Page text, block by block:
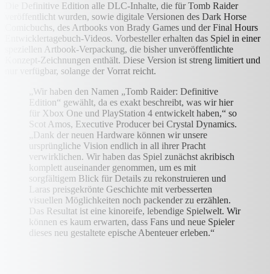
Die Definitive Edition alle DLC-Inhalte, die für Tomb Raider
veröffentlicht wurden, sowie digitale Versionen des Dark Horse
Comicbuchs, des Artbooks von Brady Games und der Final Hours
Entwicklertagebuch-Videos. Vorbesteller erhalten das Spiel in einer
speziellen Artbook-Verpackung, die bisher unveröffentlichte
Konzept-Zeichnungen enthält. Diese Version ist streng limitiert und
nur verfügbar, solange der Vorrat reicht.
„Wir haben den Namen „Tomb Raider: Definitive
Edition“ gewählt, da es exakt beschreibt, was wir hier
für Xbox One und PlayStation 4 entwickelt haben,“ so
Scot Amos, Executive Producer bei Crystal Dynamics.
„Dank der neuen Hardware können wir unsere
ursprüngliche Vision endlich in all ihrer Pracht
verwirklichen. Wir haben das Spiel zunächst akribisch
komplett auseinander genommen, um es mit
sorgfältigem Blick für Details zu rekonstruieren und
Laras preisgekrönte Geschichte mit verbesserten
visuellen Möglichkeiten noch packender zu erzählen.
Das Resultat ist eine kinoreife, lebendige Spielwelt. Wir
können es kaum erwarten, dass Fans und neue Spieler
dieses neu gestaltete epische Abenteuer erleben.“